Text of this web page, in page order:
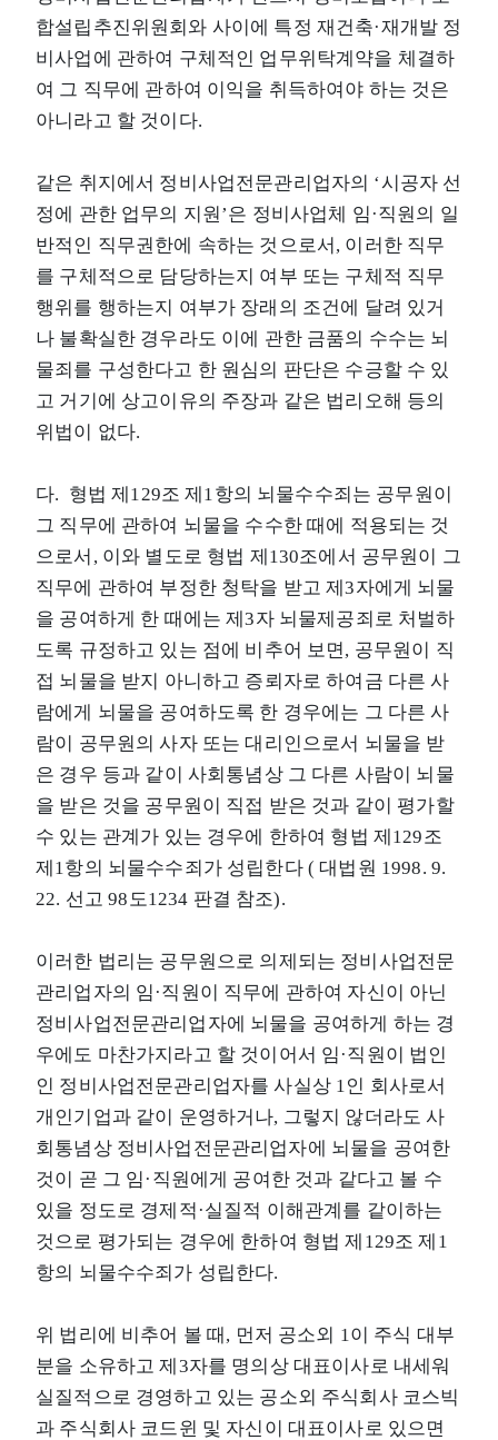
합설립추진위원회와 사이에 특정 재건축·재개발 정
비사업에 관하여 구체적인 업무위탁계약을 체결하
여 그 직무에 관하여 이익을 취득하여야 하는 것은
아니라고 할 것이다.
같은 취지에서 정비사업전문관리업자의 ‘시공자 선
정에 관한 업무의 지원’은 정비사업체 임·직원의 일
반적인 직무권한에 속하는 것으로서, 이러한 직무
를 구체적으로 담당하는지 여부 또는 구체적 직무
행위를 행하는지 여부가 장래의 조건에 달려 있거
나 불확실한 경우라도 이에 관한 금품의 수수는 뇌
물죄를 구성한다고 한 원심의 판단은 수긍할 수 있
고 거기에 상고이유의 주장과 같은 법리오해 등의
위법이 없다.
다. 형법 제129조 제1항의 뇌물수수죄는 공무원이
그 직무에 관하여 뇌물을 수수한 때에 적용되는 것
으로서, 이와 별도로 형법 제130조에서 공무원이 그
직무에 관하여 부정한 청탁을 받고 제3자에게 뇌물
을 공여하게 한 때에는 제3자 뇌물제공죄로 처벌하
도록 규정하고 있는 점에 비추어 보면, 공무원이 직
접 뇌물을 받지 아니하고 증뢰자로 하여금 다른 사
람에게 뇌물을 공여하도록 한 경우에는 그 다른 사
람이 공무원의 사자 또는 대리인으로서 뇌물을 받
은 경우 등과 같이 사회통념상 그 다른 사람이 뇌물
을 받은 것을 공무원이 직접 받은 것과 같이 평가할
수 있는 관계가 있는 경우에 한하여 형법 제129조
제1항의 뇌물수수죄가 성립한다 ( 대법원 1998. 9.
22. 선고 98도1234 판결 참조).
이러한 법리는 공무원으로 의제되는 정비사업전문
관리업자의 임·직원이 직무에 관하여 자신이 아닌
정비사업전문관리업자에 뇌물을 공여하게 하는 경
우에도 마찬가지라고 할 것이어서 임·직원이 법인
인 정비사업전문관리업자를 사실상 1인 회사로서
개인기업과 같이 운영하거나, 그렇지 않더라도 사
회통념상 정비사업전문관리업자에 뇌물을 공여한
것이 곧 그 임·직원에게 공여한 것과 같다고 볼 수
있을 정도로 경제적·실질적 이해관계를 같이하는
것으로 평가되는 경우에 한하여 형법 제129조 제1
항의 뇌물수수죄가 성립한다.
위 법리에 비추어 볼 때, 먼저 공소외 1이 주식 대부
분을 소유하고 제3자를 명의상 대표이사로 내세워
실질적으로 경영하고 있는 공소외 주식회사 코스빅
과 주식회사 코드윈 및 자신이 대표이사로 있으면